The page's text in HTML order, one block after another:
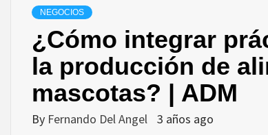
NEGOCIOS
¿Cómo integrar
la producción de
mascotas? | ADM
By Fernando Del Angel 3 años ago